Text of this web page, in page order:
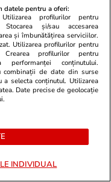
este bine
obicei, în special
prin care trec
13 iul.
din noul
cu o oră
datele pentru a oferi:
profilurilor pentru
și/sau accesarea
și îmbunătățirea serviciilor.
Utilizarea profilurilor pentru
Crearea profilurilor pentru
performanței conținutului.
combinații de date din surse
selecta conținutul. Utilizarea
Date precise de geolocație
INDIVIDUAL